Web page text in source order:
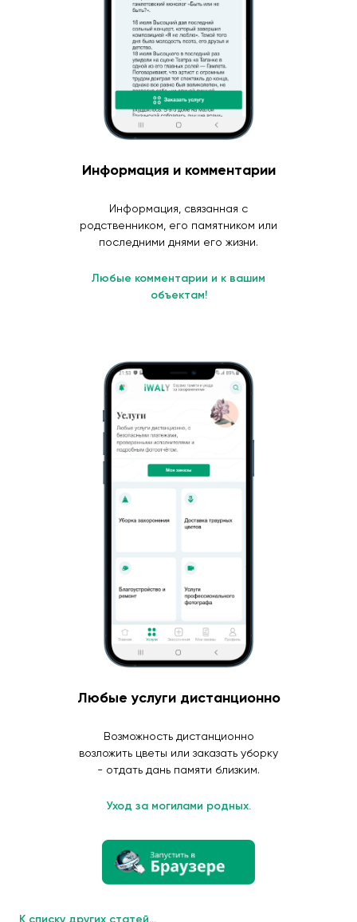
Информация и комментарии
Информация, связанная с
родственником, его памятником или
последними днями его жизни.
Любые комментарии и к вашим
объектам!
Любые услуги дистанционно
Возможность дистанционно
возложить цветы или заказать уборку
- отдать дань памяти близким.
Уход за могилами родных.
К списку других статей...